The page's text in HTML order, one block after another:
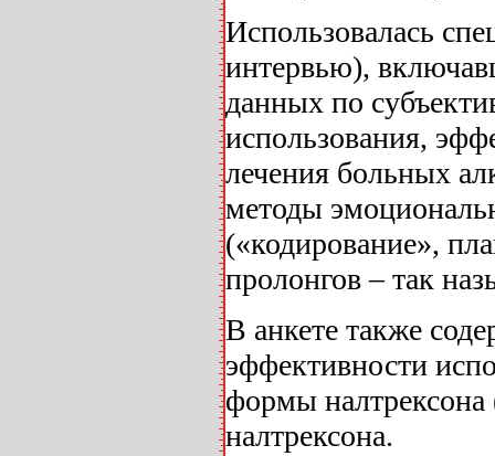
Использовалась
интервью),
данных по
использования,
лечения больных
методы
(«кодирование»,
пролонгов ‒ так
В анкете также
эффективности
формы
налтрексона.